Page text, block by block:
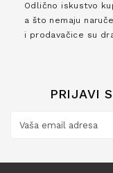
Odlično iskustvo
a što nemaju
i prodavačice su
PRIJAVI